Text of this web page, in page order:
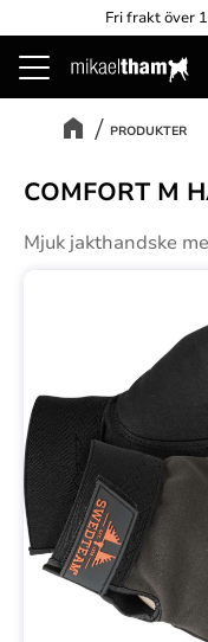
Meny
Fri frakt över
PRODUKTER
COMFORT M
Mjuk jakthandske